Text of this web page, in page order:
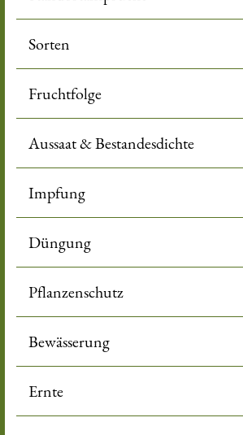
Sorten
Fruchtfolge
Aussaat & Bestandesdichte
Impfung
Düngung
Pflanzenschutz
Bewässerung
Ernte